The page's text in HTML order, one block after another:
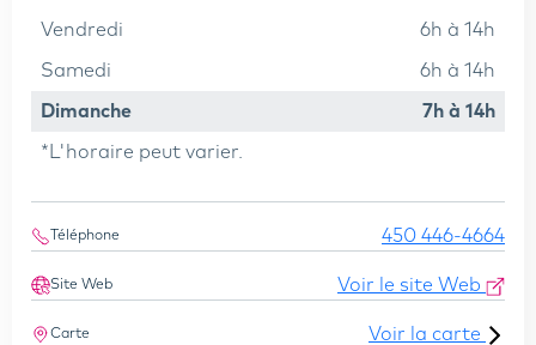
vendredi 6h à 14h
samedi 6h à 14h
dimanche 7h à 14h
*L'horaire peut varier.
Téléphone 450 446-4664
Site Web Voir le site Web
Carte Voir la carte